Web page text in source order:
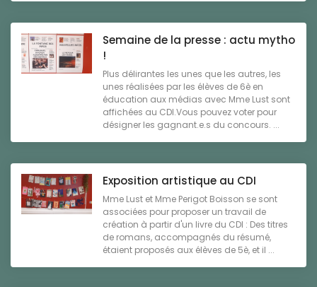
Semaine de la presse : actu mytho
!
Plus délirantes les unes que les autres, les
unes réalisées par les élèves de 6è en
éducation aux médias avec Mme Lust sont
affichées au CDI.Vous pouvez voter pour
désigner les gagnant.e.s du concours. ...
Exposition artistique au CDI
Mme Lust et Mme Perigot Boisson se sont
associées pour proposer un travail de
création à partir d'un livre du CDI : Des titres
de romans, accompagnés du résumé,
étaient proposés aux élèves de 5è, et il ...